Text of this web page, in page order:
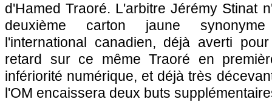
d'Hamed Traoré. L'arbitre Jérémy Stinat
deuxième carton jaune
l'international canadien, déjà averti
retard sur ce même Traoré en
infériorité numérique, et déjà très
l'OM encaissera deux buts